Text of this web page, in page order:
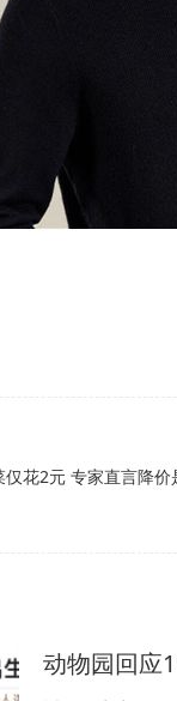
花2元 专家直言降价
动物园回应